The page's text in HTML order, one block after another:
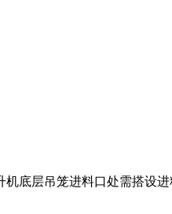
底层吊笼进料口处需搭设